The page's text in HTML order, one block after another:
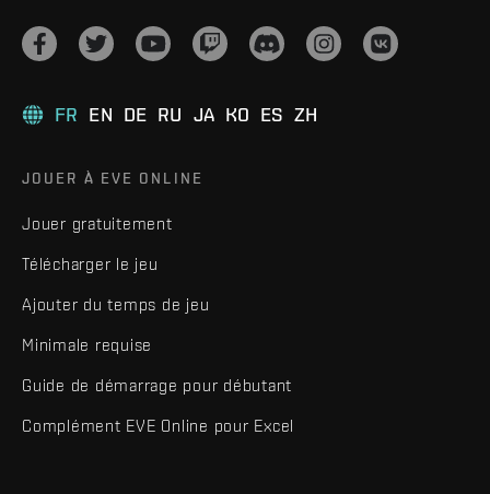
FR EN DE RU JA KO ES ZH
JOUER À EVE ONLINE
Jouer gratuitement
Télécharger le jeu
Ajouter du temps de jeu
Minimale requise
Guide de démarrage pour débutant
Complément EVE Online pour Excel